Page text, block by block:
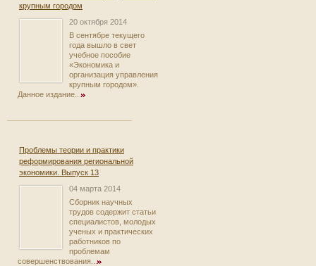
крупным городом
20 октября 2014
В сентябре текущего
года вышло в свет
учебное пособие
«Экономика и
организация управления
крупным городом».
Данное издание...
Проблемы теории и практики
реформирования региональной
экономики. Выпуск 13
04 марта 2014
Сборник научных
трудов содержит статьи
специалистов, молодых
ученых и практических
работников по
проблемам
совершенствования...